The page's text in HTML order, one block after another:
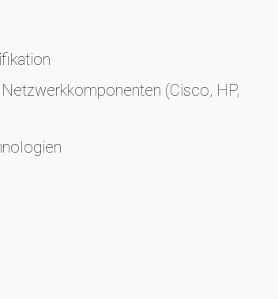
(Cisco, HP,